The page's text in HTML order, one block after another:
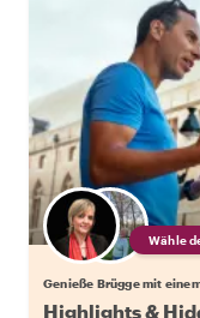
Wähle
Genieße Brügge mit
Highlights &